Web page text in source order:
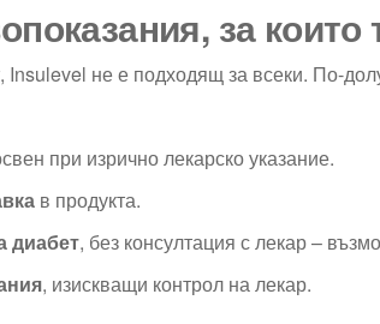
за които
Insulevel не е подходящ за всеки. По-
при изрично лекарско указание.
в продукта.
диабет, без консултация с лекар –
, изискващи контрол на лекар.